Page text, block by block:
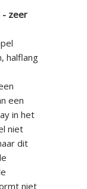
- zeer
halflang
een
in het
niet
dit
niet